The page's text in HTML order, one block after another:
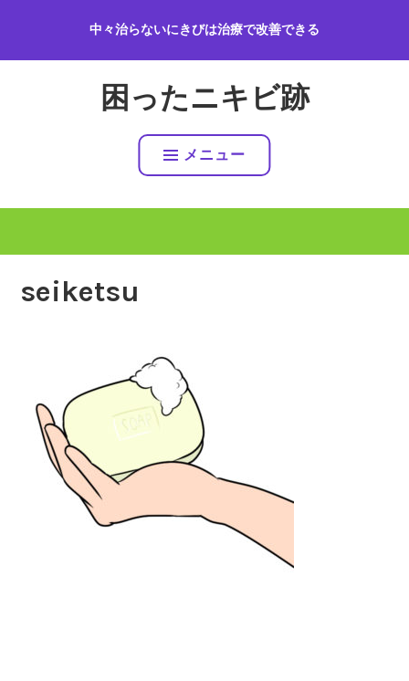
テ
中々治らないにきびは治療で改善できる
困ったニキビ跡
メニュー
seiketsu